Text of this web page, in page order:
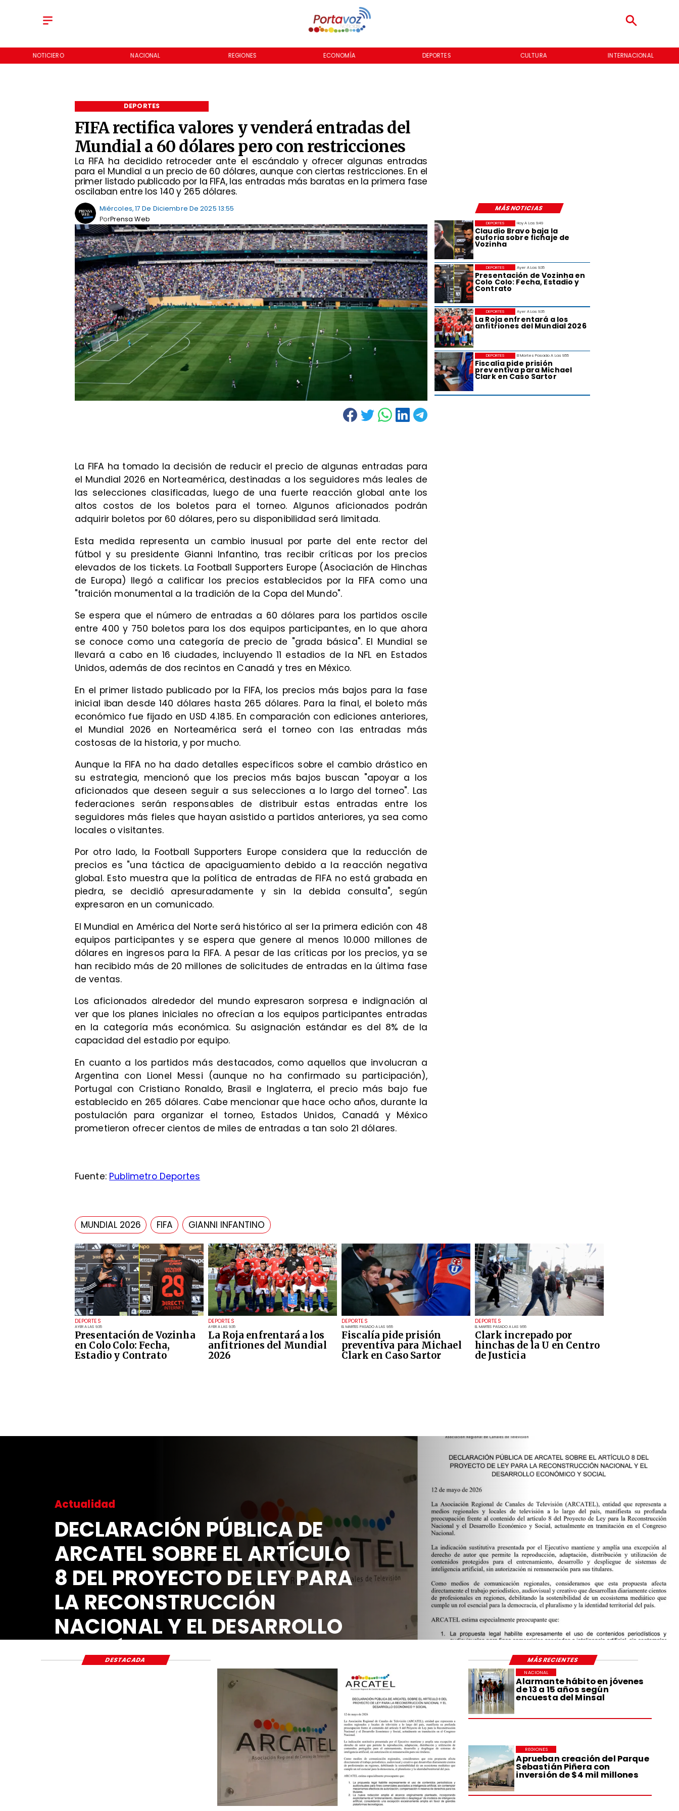
NOTICIERO NACIONAL REGIONES ECONOMÍA DEPORTES CULTURA INTERNACIONAL
FIFA rectifica valores y venderá entradas del
Mundial a 60 dólares pero con restricciones
La FIFA ha decidido retroceder ante el escándalo y ofrecer algunas entradas
para el Mundial a un precio de 60 dólares, aunque con ciertas restricciones. En el
primer listado publicado por la FIFA, las entradas más baratas en la primera fase
oscilaban entre los 140 y 265 dólares.
DEPORTES
MÁS NOTICIAS
Miércoles, 17 De Diciembre De 2025 13:55
Prensa Web
Por
DEPORTES
AYER A LAS 9:35
Presentación de Vozinha
en Colo Colo: Fecha,
Estadio y Contrato
DEPORTES
AYER A LAS 9:35
La Roja enfrentará a los
anfitriones del Mundial
2026
DEPORTES
EL MARTES PASADO A LAS 9:55
Fiscalía pide prisión
preventiva para Michael
Clark en Caso Sartor
DEPORTES
EL MARTES PASADO A LAS 9:55
Clark increpado por
hinchas de la U en Centro
de Justicia
Hoy A Las 9:49
Claudio Bravo baja la
euforia sobre fichaje de
Vozinha
DEPORTES
Ayer A Las 9:35
Presentación de Vozinha en
Colo Colo: Fecha, Estadio y
Contrato
DEPORTES
Ayer A Las 9:35
La Roja enfrentará a los
anfitriones del Mundial 2026
DEPORTES
El Martes Pasado A Las 9:55
Fiscalía pide prisión
preventiva para Michael
Clark en Caso Sartor
DEPORTES
La FIFA ha tomado la decisión de reducir el precio de algunas entradas para
el Mundial 2026 en Norteamérica, destinadas a los seguidores más leales de
las selecciones clasificadas, luego de una fuerte reacción global ante los
altos costos de los boletos para el torneo. Algunos aficionados podrán
adquirir boletos por 60 dólares, pero su disponibilidad será limitada.
Esta medida representa un cambio inusual por parte del ente rector del
fútbol y su presidente Gianni Infantino, tras recibir críticas por los precios
elevados de los tickets. La Football Supporters Europe (Asociación de Hinchas
de Europa) llegó a calificar los precios establecidos por la FIFA como una
"traición monumental a la tradición de la Copa del Mundo".
Se espera que el número de entradas a 60 dólares para los partidos oscile
entre 400 y 750 boletos para los dos equipos participantes, en lo que ahora
se conoce como una categoría de precio de "grada básica". El Mundial se
llevará a cabo en 16 ciudades, incluyendo 11 estadios de la NFL en Estados
Unidos, además de dos recintos en Canadá y tres en México.
En el primer listado publicado por la FIFA, los precios más bajos para la fase
inicial iban desde 140 dólares hasta 265 dólares. Para la final, el boleto más
económico fue fijado en USD 4.185. En comparación con ediciones anteriores,
el Mundial 2026 en Norteamérica será el torneo con las entradas más
costosas de la historia, y por mucho.
Aunque la FIFA no ha dado detalles específicos sobre el cambio drástico en
su estrategia, mencionó que los precios más bajos buscan "apoyar a los
aficionados que deseen seguir a sus selecciones a lo largo del torneo". Las
federaciones serán responsables de distribuir estas entradas entre los
seguidores más fieles que hayan asistido a partidos anteriores, ya sea como
locales o visitantes.
Por otro lado, la Football Supporters Europe considera que la reducción de
precios es "una táctica de apaciguamiento debido a la reacción negativa
global. Esto muestra que la política de entradas de FIFA no está grabada en
piedra, se decidió apresuradamente y sin la debida consulta", según
expresaron en un comunicado.
El Mundial en América del Norte será histórico al ser la primera edición con 48
equipos participantes y se espera que genere al menos 10.000 millones de
dólares en ingresos para la FIFA. A pesar de las críticas por los precios, ya se
han recibido más de 20 millones de solicitudes de entradas en la última fase
de ventas.
Los aficionados alrededor del mundo expresaron sorpresa e indignación al
ver que los planes iniciales no ofrecían a los equipos participantes entradas
en la categoría más económica. Su asignación estándar es del 8% de la
capacidad del estadio por equipo.
En cuanto a los partidos más destacados, como aquellos que involucran a
Argentina con Lionel Messi (aunque no ha confirmado su participación),
Portugal con Cristiano Ronaldo, Brasil e Inglaterra, el precio más bajo fue
establecido en 265 dólares. Cabe mencionar que hace ocho años, durante la
postulación para organizar el torneo, Estados Unidos, Canadá y México
prometieron ofrecer cientos de miles de entradas a tan solo 21 dólares.
Fuente: Publimetro Deportes
MUNDIAL 2026 FIFA GIANNI INFANTINO
Actualidad
DECLARACIÓN PÚBLICA DE
ARCATEL SOBRE EL ARTÍCULO
8 DEL PROYECTO DE LEY PARA
LA RECONSTRUCCIÓN
NACIONAL Y EL DESARROLLO
ECONÓMICO Y SOCIAL
Alarmante hábito en jóvenes
de 13 a 15 años según
encuesta del Minsal
NACIONAL
Aprueban creación del Parque
Sebastián Piñera con
inversión de $4 mil millones
REGIONES
DESTACADA MÁS RECIENTES